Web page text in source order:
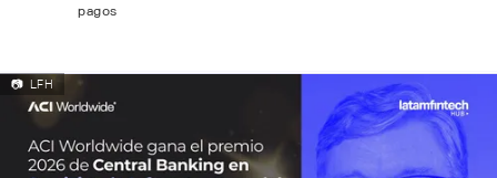
pagos
📷 LFH